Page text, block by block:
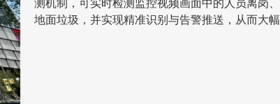
测机制，可实时检测监控视频画面中的人员离岗
地面垃圾，并实现精准识别与告警推送，从而大